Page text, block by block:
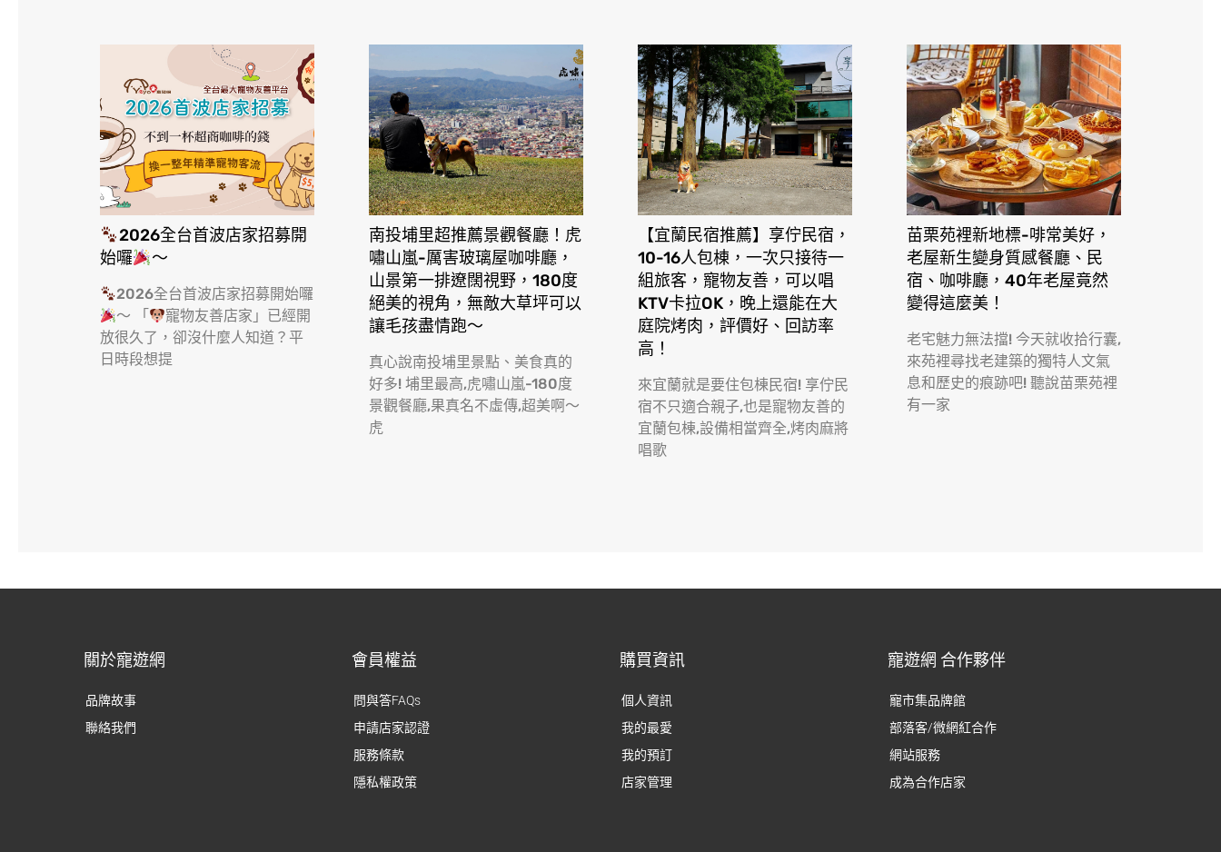
2026全台首波店家招募開
始囉
～
2026全台首波店家招募開始囉
～ 「
寵物友善店家」已經開
放很久了，卻沒什麼人知道？平
日時段想提
南投埔里超推薦景觀餐廳！虎
嘯山嵐-厲害玻璃屋咖啡廳，
山景第一排遼闊視野，180度
絕美的視角，無敵大草坪可以
讓毛孩盡情跑〜
真心說南投埔里景點、美食真的
好多! 埔里最高,虎嘯山嵐-180度
景觀餐廳,果真名不虛傳,超美啊〜
虎
【宜蘭民宿推薦】享佇民宿，
10-16人包棟，一次只接待一
組旅客，寵物友善，可以唱
KTV卡拉OK，晚上還能在大
庭院烤肉，評價好、回訪率
高！
來宜蘭就是要住包棟民宿! 享佇民
宿不只適合親子,也是寵物友善的
宜蘭包棟,設備相當齊全,烤肉麻將
唱歌
苗栗苑裡新地標-啡常美好，
老屋新生變身質感餐廳、民
宿、咖啡廳，40年老屋竟然
變得這麼美！
老宅魅力無法擋! 今天就收拾行囊,
來苑裡尋找老建築的獨特人文氣
息和歷史的痕跡吧! 聽說苗栗苑裡
有一家
關於寵遊網
品牌故事
聯絡我們
會員權益
問與答FAQs
申請店家認證
服務條款
隱私權政策
購買資訊
個人資訊
我的最愛
我的預訂
店家管理
寵遊網 合作夥伴
寵市集品牌館
部落客/微網紅合作
網站服務
成為合作店家